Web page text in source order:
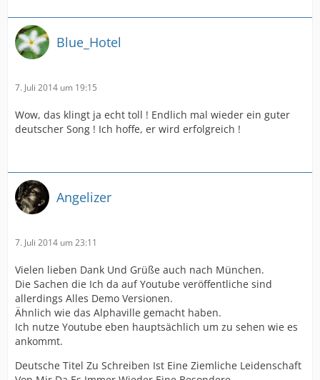
Blue_Hotel
7. Juli 2014 um 19:15
Wow, das klingt ja echt toll ! Endlich mal wieder ein guter
deutscher Song ! Ich hoffe, er wird erfolgreich !
Angelizer
7. Juli 2014 um 23:11
Vielen lieben Dank Und Grüße auch nach München.
Die Sachen die Ich da auf Youtube veröffentliche sind
allerdings Alles Demo Versionen.
Ähnlich wie das Alphaville gemacht haben.
Ich nutze Youtube eben hauptsächlich um zu sehen wie es
ankommt.
Deutsche Titel Zu Schreiben Ist Eine Ziemliche Leidenschaft